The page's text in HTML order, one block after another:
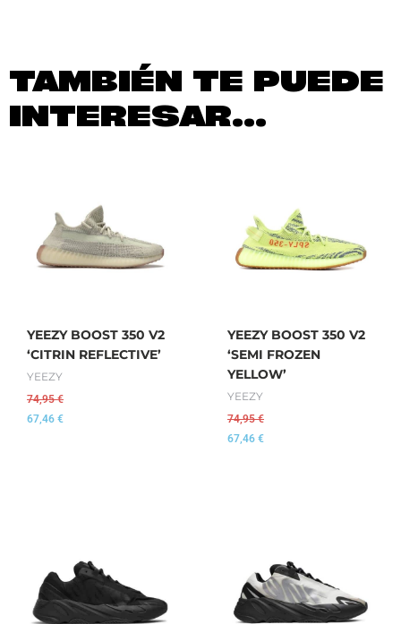
TAMBIÉN TE PUEDE
INTERESAR...
YEEZY BOOST 350 V2
‘CITRIN REFLECTIVE’
YEEZY
74,95€
67,46 €
YEEZY BOOST 350 V2
‘SEMI FROZEN
YELLOW’
YEEZY
74,95€
67,46 €